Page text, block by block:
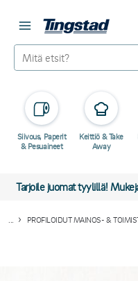
Siivous, Paperit
& Pesuaineet
Keittiö & Take
Away
Tarjoile juomat tyylillä!
PROFILOIDUT MAINOS- &